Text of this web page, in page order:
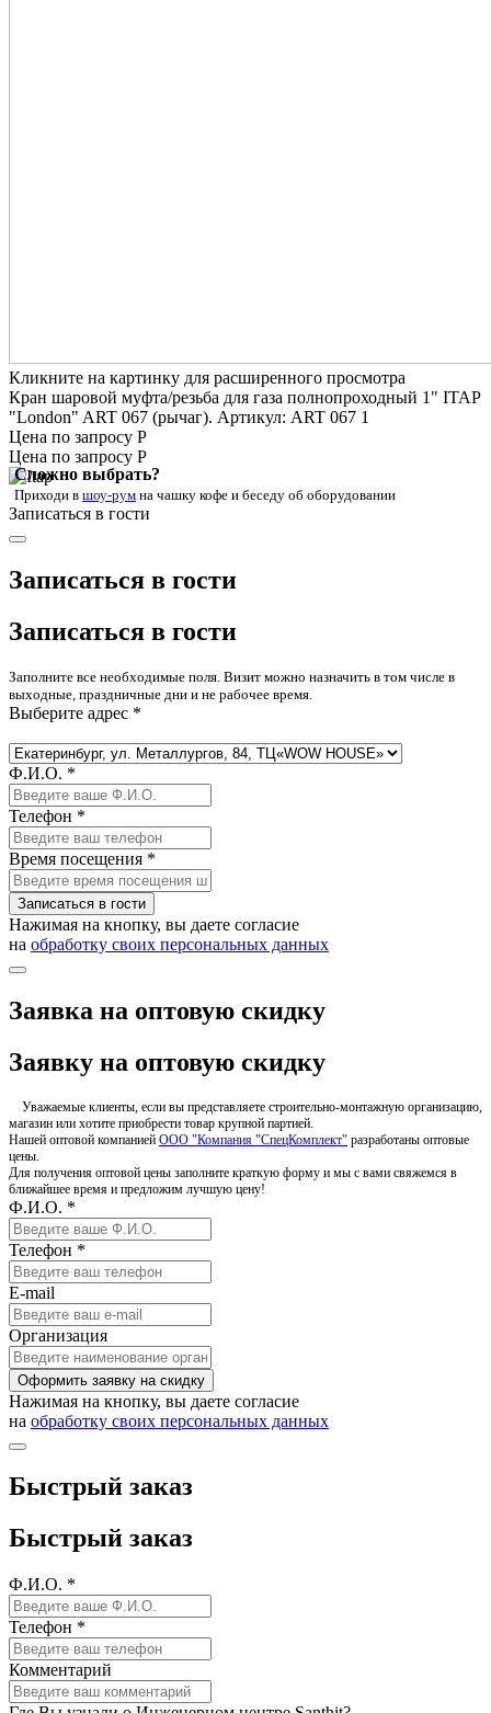
Кликните на картинку для расширенного просмотра
Кран шаровой муфта/резьба для газа полнопроходный 1" ITAP
"London" ART 067 (рычаг). Артикул: ART 067 1
Цена по запросу Р
Цена по запросу Р
Сложно выбрать?
Приходи в шоу-рум на чашку кофе и беседу об оборудовании
Записаться в гости
Записаться в гости
Записаться в гости
Заполните все необходимые поля. Визит можно назначить в том числе в
выходные, праздничные дни и не рабочее время.
Выберите адрес *
Ф.И.О. *
Телефон *
Время посещения *
Записаться в гости
Нажимая на кнопку, вы даете согласие
на обработку своих персональных данных
Заявка на оптовую скидку
Заявку на оптовую скидку
Уважаемые клиенты, если вы представляете строительно-монтажную организацию,
магазин или хотите приобрести товар крупной партией.
Нашей оптовой компанией ООО "Компания "СпецКомплект" разработаны оптовые
цены.
Для получения оптовой цены заполните краткую форму и мы с вами свяжемся в
ближайшее время и предложим лучшую цену!
Ф.И.О. *
Телефон *
E-mail
Организация
Оформить заявку на скидку
Нажимая на кнопку, вы даете согласие
на обработку своих персональных данных
Быстрый заказ
Быстрый заказ
Ф.И.О. *
Телефон *
Комментарий